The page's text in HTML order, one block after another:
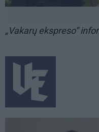
„Vakarų ekspreso“